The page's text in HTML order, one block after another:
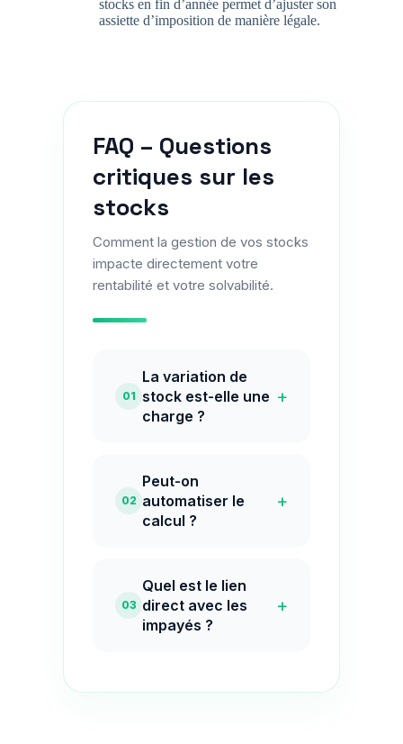
stocks en fin d’année permet d’ajuster son
assiette d’imposition de manière légale.
FAQ – Questions
critiques sur les
stocks
Comment la gestion de vos stocks
impacte directement votre
rentabilité et votre solvabilité.
01
La variation de
stock est-elle une
charge ?
+
02
Peut-on
automatiser le
calcul ?
+
03
Quel est le lien
direct avec les
impayés ?
+